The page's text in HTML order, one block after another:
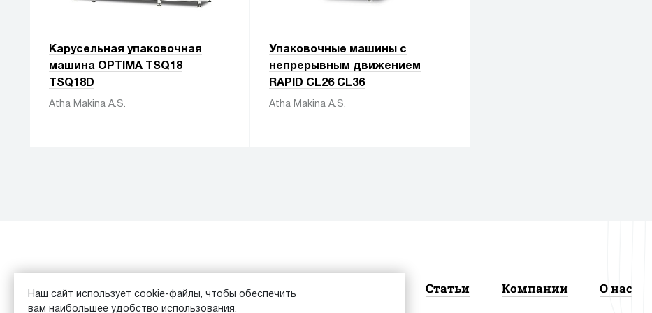
Карусельная упаковочная
машина OPTIMA TSQ18
TSQ18D
Atha Makina A.S.
Упаковочные машины с
непрерывным движением
RAPID CL26 CL36
Atha Makina A.S.
Каталог Обзоры Статьи Компании О нас
Наш сайт использует cookie-файлы, чтобы обеспечить
вам наибольшее удобство использования.